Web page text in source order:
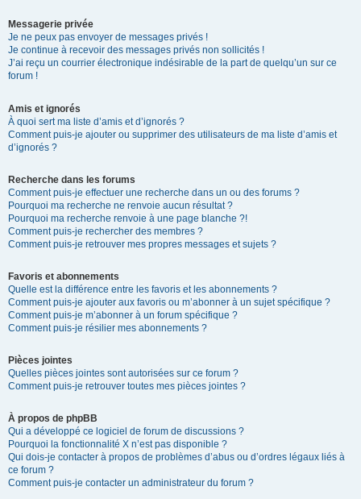
Messagerie privée
Je ne peux pas envoyer de messages privés !
Je continue à recevoir des messages privés non sollicités !
J’ai reçu un courrier électronique indésirable de la part de quelqu’un sur ce
forum !
Amis et ignorés
À quoi sert ma liste d’amis et d’ignorés ?
Comment puis-je ajouter ou supprimer des utilisateurs de ma liste d’amis et
d’ignorés ?
Recherche dans les forums
Comment puis-je effectuer une recherche dans un ou des forums ?
Pourquoi ma recherche ne renvoie aucun résultat ?
Pourquoi ma recherche renvoie à une page blanche ?!
Comment puis-je rechercher des membres ?
Comment puis-je retrouver mes propres messages et sujets ?
Favoris et abonnements
Quelle est la différence entre les favoris et les abonnements ?
Comment puis-je ajouter aux favoris ou m’abonner à un sujet spécifique ?
Comment puis-je m’abonner à un forum spécifique ?
Comment puis-je résilier mes abonnements ?
Pièces jointes
Quelles pièces jointes sont autorisées sur ce forum ?
Comment puis-je retrouver toutes mes pièces jointes ?
À propos de phpBB
Qui a développé ce logiciel de forum de discussions ?
Pourquoi la fonctionnalité X n’est pas disponible ?
Qui dois-je contacter à propos de problèmes d’abus ou d’ordres légaux liés à
ce forum ?
Comment puis-je contacter un administrateur du forum ?